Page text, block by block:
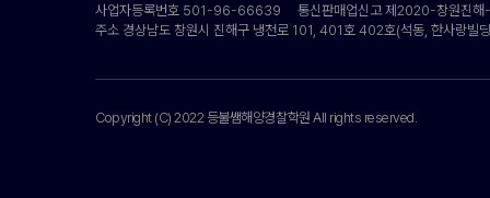
사업자등록번호 501-96-66639
통신판매업신고 제2020-창원진
주소 경상남도 창원시 진해구 냉천로 101, 401호 402호(석동, 한사랑빌
Copyright (C) 2022 등불쌤해양경찰학원 All rights reserved.